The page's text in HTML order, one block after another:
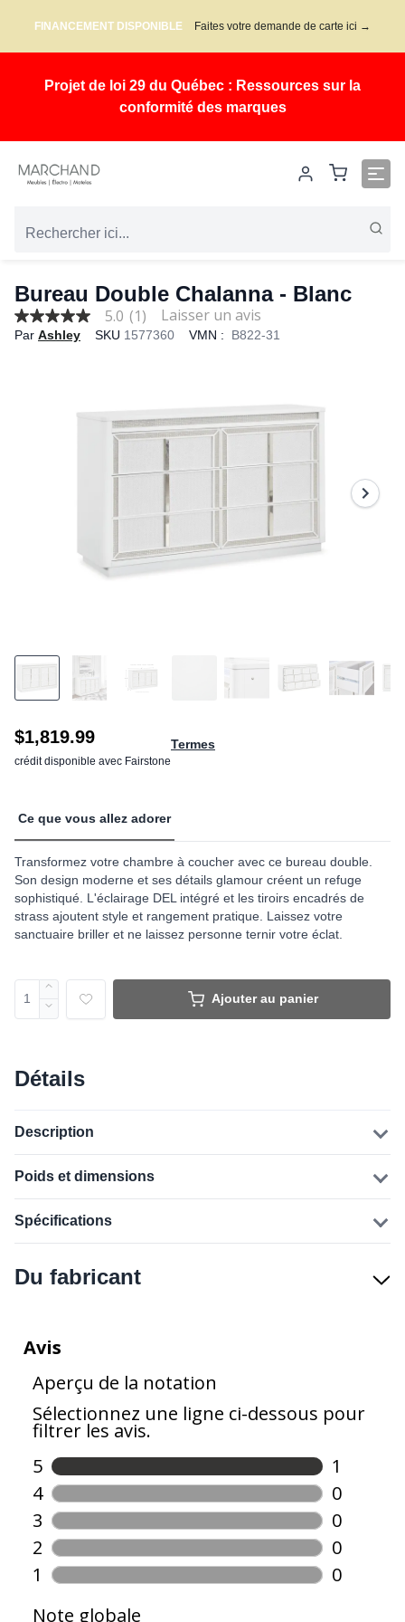
FINANCEMENT DISPONIBLE Faites votre demande de carte ici →
Projet de loi 29 du Québec : Ressources sur la
conformité des marques
Bureau Double Chalanna - Blanc
5.0
out
5.0 (1)
Par Ashley SKU 1577360 VMN : B822-31
$1,819.99
crédit disponible avec Fairstone
Termes
Ce que vous allez adorer
Transformez votre chambre à coucher avec ce bureau double.
Son design moderne et ses détails glamour créent un refuge
sophistiqué. L'éclairage DEL intégré et les tiroirs encadrés de
strass ajoutent style et rangement pratique. Laissez votre
sanctuaire briller et ne laissez personne ternir votre éclat.
Ajouter au panier
Détails
Description
Poids et dimensions
Spécifications
Du fabricant